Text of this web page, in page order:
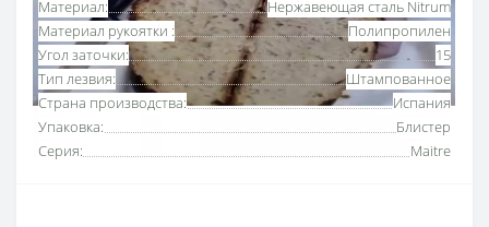
Материал:
Нержавеющая сталь Nitrum
Материал рукоятки :
Полипропилен
Угол заточки:
15
Тип лезвия:
Штампованное
Страна производства:
Испания
Упаковка:
Блистер
Серия:
Maitre